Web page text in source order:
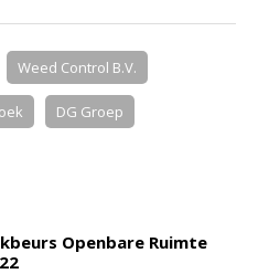
Weed Control B.V.
DG Groep
Openbare Ruimte